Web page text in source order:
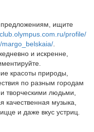
ищите
club.olympus.com.ru/profile/
и искренне,
красоты природы,
по разным городам
творческими людьми,
музыка,
и даже вкус устриц.